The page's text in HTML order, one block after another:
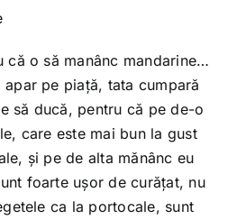
că o să manânc mandarine…
pe piață, tata cumpară
să ducă, pentru că pe de-o
care este mai bun la gust
și pe de alta mănânc eu
foarte ușor de curățat, nu
ca la portocale, sunt